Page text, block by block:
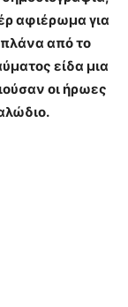
αφιέρωμα για
από το
είδα μια
οι ήρωες
.